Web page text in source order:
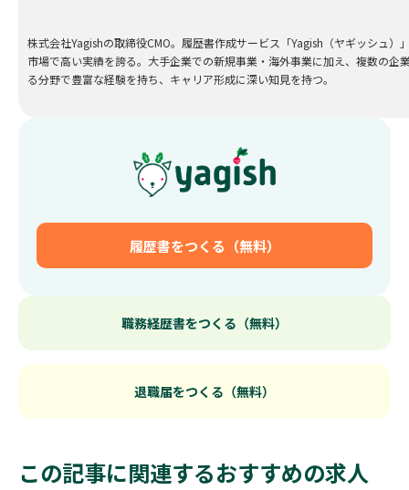
株式会社Yagishの取締役CMO。履歴書作成サービス「Yagish（ヤギッシュ
市場で高い実績を誇る。大手企業での新規事業・海外事業に加え、複数の
る分野で豊富な経験を持ち、キャリア形成に深い知見を持つ。
履歴書をつくる（無料）
職務経歴書をつくる（無料）
退職届をつくる（無料）
この記事に関連するおすすめの求人